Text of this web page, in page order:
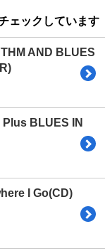
ェックしています
AND BLUES
BLUES IN
I Go(CD)